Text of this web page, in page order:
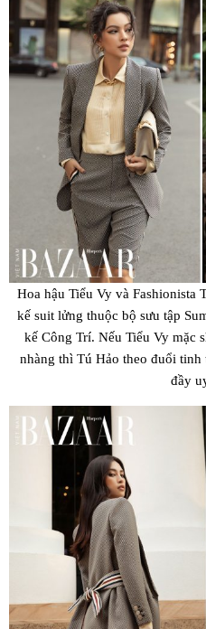
Hoa hậu Tiểu Vy và Fashionista
kế suit lửng thuộc bộ sưu tập
kế Công Trí. Nếu Tiểu Vy mặc
nhàng thì Tú Hảo theo đuổi tinh
đầy